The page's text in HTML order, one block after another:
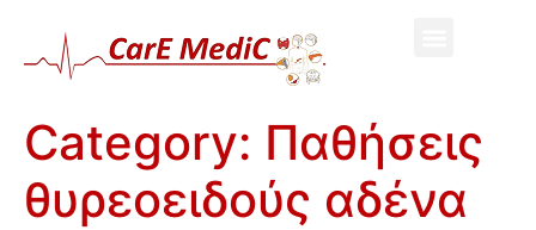
Category: Παθήσεις
θυρεοειδούς αδένα